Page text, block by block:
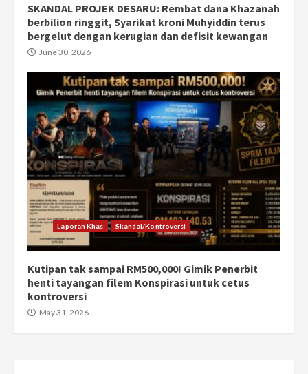
SKANDAL PROJEK DESARU: Rembat dana Khazanah
berbilion ringgit, Syarikat kroni Muhyiddin terus
bergelut dengan kerugian dan defisit kewangan
June 30, 2026
Laporan Khas Skandal/Kontroversi
Kutipan tak sampai RM500,000! Gimik Penerbit
henti tayangan filem Konspirasi untuk cetus
kontroversi
May 31, 2026